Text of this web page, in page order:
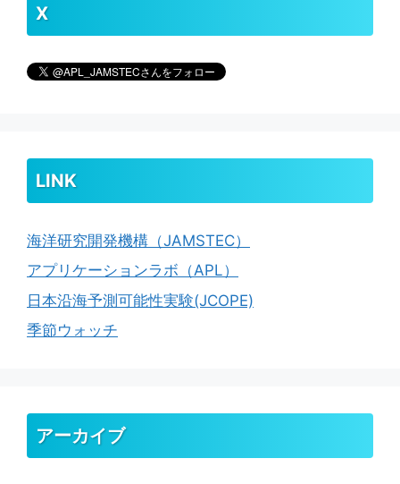
X
LINK
海洋研究開発機構（JAMSTEC）
アプリケーションラボ（APL）
日本沿海予測可能性実験(JCOPE)
季節ウォッチ
アーカイブ